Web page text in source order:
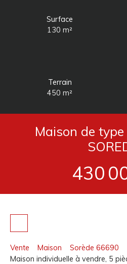
Surface
130m²
Terrain
450m²
Maison de
430
Vente Maison
Sorède 66690
Maison individuelle à vendre, 5